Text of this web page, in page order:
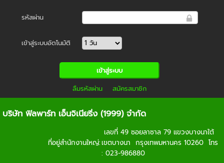
รหัสผ่าน
เข้าสู่ระบบอัตโนมัติ
ลืมรหัสผ่าน สมัครสมาชิก
บริษัท ฟิลพาร์ท เอ็นจิเนียริ่ง (1999) จำกัด
ที่อยู่สำนักงานใหญ่:
เลขที่ 49 ซอยลาซาล 79 แขวงบางนาใต้
เขตบางนา กรุงเทพมหานคร 10260 โทร
: 023-986880